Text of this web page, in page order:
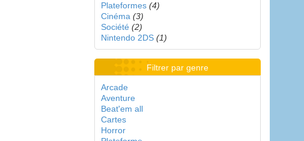
Plateformes (4)
Cinéma (3)
Société (2)
Nintendo 2DS (1)
Filtrer par genre
Arcade
Aventure
Beat'em all
Cartes
Horror